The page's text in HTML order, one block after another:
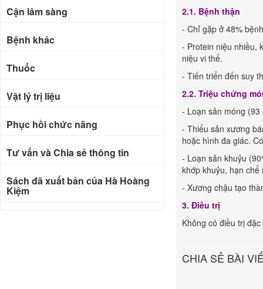
2.1. Bệnh thận
- Chỉ gặp ở 48%
- Protein niệu nhiều,
niệu vi thể.
- Tiến triển đến suy
2.2. Triệu chứng
- Loạn sản móng
- Thiểu sản xương
hoặc hình đa giác.
- Loạn sản khuỷu
khớp khuỷu, hạn chể
- Xương chậu tạo
3. Điều trị
Không có điều trị
CHIA SẺ BÀI
Cận lâm sàng
Bệnh khác
Thuốc
Vật lý trị liệu
Phục hồi chức năng
Tư vấn và Chia sẻ thông tin
Sách đã xuất bản của Hà Hoàng
Kiệm